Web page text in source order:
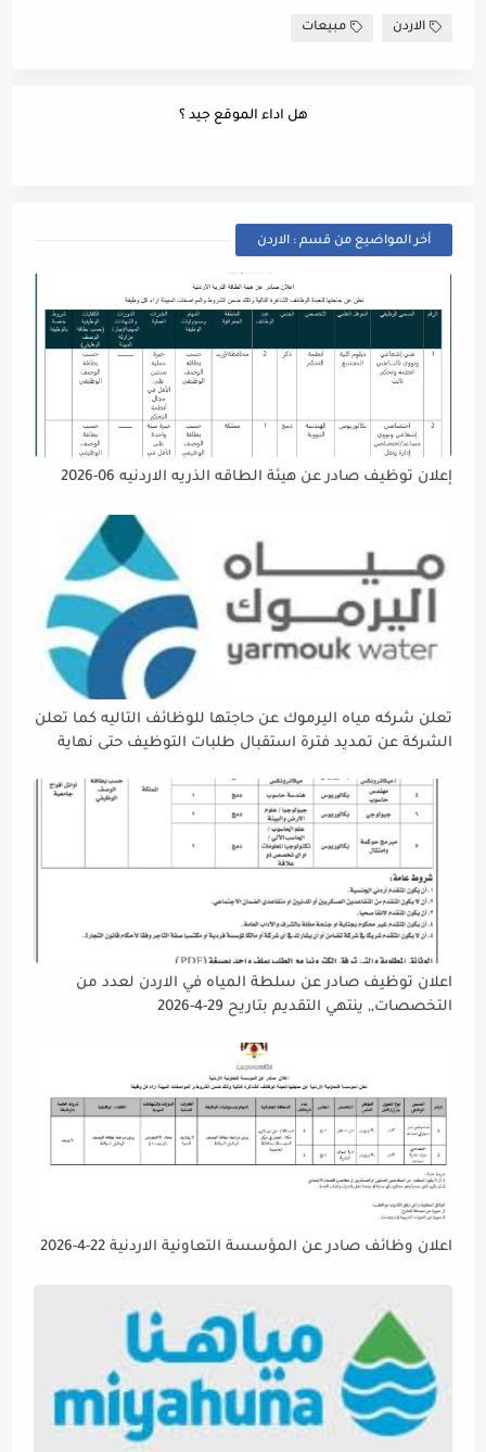
الاردن مبيعات
هل اداء الموقع جيد ؟
أخر المواضيع من قسم : الاردن
إعلان توظيف صادر عن هيئة الطاقه الذريه الاردنيه 06-2026
تعلن شركه مياه اليرموك عن حاجتها للوظائف التاليه كما تعلن
الشركة عن تمديد فترة استقبال طلبات التوظيف حتى نهاية
إتاحة الفرصة الكافية أمام الجميع لاستكمال إجراءات التقديم.
اعلان توظيف صادر عن سلطة المياه في الاردن لعدد من
التخصصات,, ينتهي التقديم بتاريح 29-4-2026
اعلان وظائف صادر عن المؤسسة التعاونية الاردنية 22-4-2026